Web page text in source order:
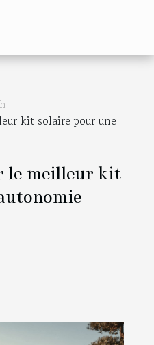
kit solaire pour une
le meilleur kit